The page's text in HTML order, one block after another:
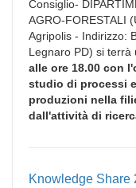
Consiglio-
AGRO-FORESTALI
Agripolis - Indirizzo:
Legnaro PD) si terrà
alle ore 18.00 con
studio di processi
produzioni nella
dall'attività di
Knowledge Share